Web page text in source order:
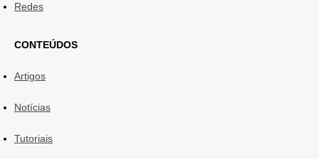
Redes
CONTEÚDOS
Artigos
Notícias
Tutoriais